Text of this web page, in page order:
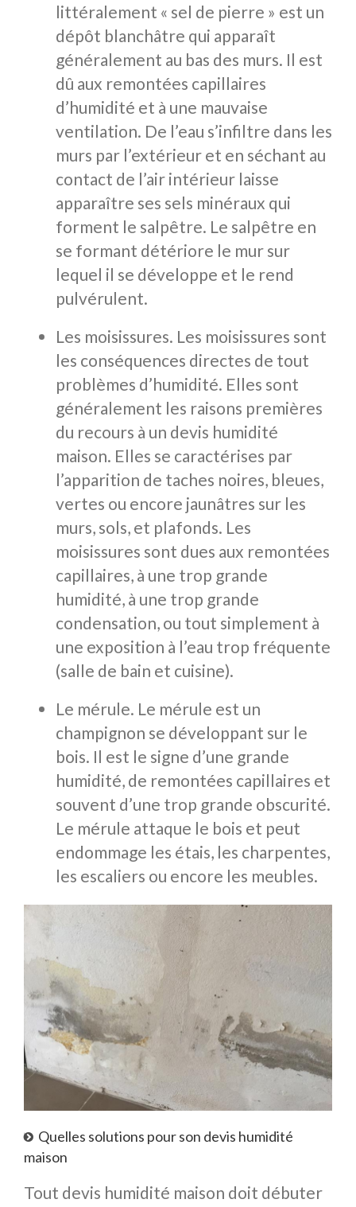
littéralement « sel de pierre » est un
dépôt blanchâtre qui apparaît
généralement au bas des murs. Il est
dû aux remontées capillaires
d’humidité et à une mauvaise
ventilation. De l’eau s’infiltre dans les
murs par l’extérieur et en séchant au
contact de l’air intérieur laisse
apparaître ses sels minéraux qui
forment le salpêtre. Le salpêtre en
se formant détériore le mur sur
lequel il se développe et le rend
pulvérulent.
Les moisissures. Les moisissures sont
les conséquences directes de tout
problèmes d’humidité. Elles sont
généralement les raisons premières
du recours à un devis humidité
maison. Elles se caractérises par
l’apparition de taches noires, bleues,
vertes ou encore jaunâtres sur les
murs, sols, et plafonds. Les
moisissures sont dues aux remontées
capillaires, à une trop grande
humidité, à une trop grande
condensation, ou tout simplement à
une exposition à l’eau trop fréquente
(salle de bain et cuisine).
Le mérule. Le mérule est un
champignon se développant sur le
bois. Il est le signe d’une grande
humidité, de remontées capillaires et
souvent d’une trop grande obscurité.
Le mérule attaque le bois et peut
endommage les étais, les charpentes,
les escaliers ou encore les meubles.
Quelles solutions pour son devis humidité
maison
Tout devis humidité maison doit débuter